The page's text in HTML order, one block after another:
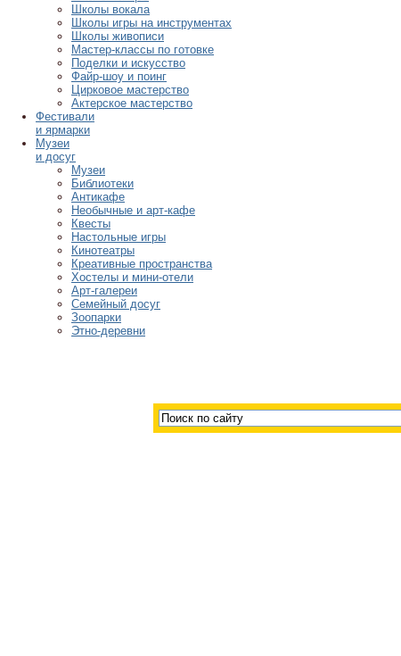
Школы вокала
Школы игры на инструментах
Школы живописи
Мастер-классы по готовке
Поделки и искусство
Файр-шоу и поинг
Цирковое мастерство
Актерское мастерство
Фестивали
и ярмарки
Музеи
и досуг
Музеи
Библиотеки
Антикафе
Необычные и арт-кафе
Квесты
Настольные игры
Кинотеатры
Креативные пространства
Хостелы и мини-отели
Арт-галереи
Семейный досуг
Зоопарки
Этно-деревни